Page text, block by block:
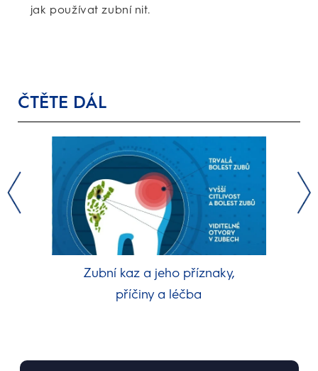
jak používat zubní nit.
ČTĚTE DÁL
Zubní kaz a jeho příznaky,
příčiny a léčba